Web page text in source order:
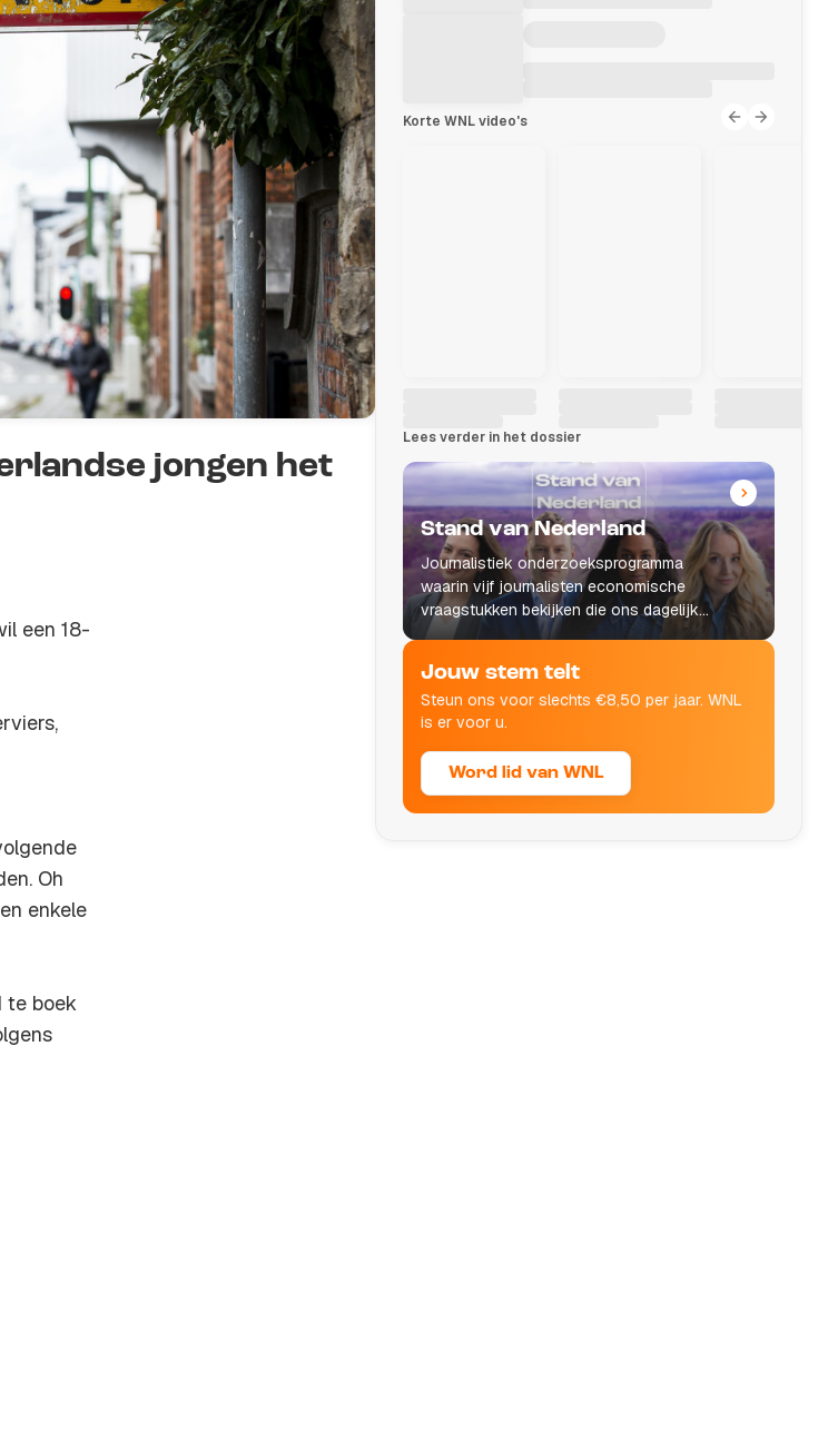
jongen het
een 18-
Oh
enkele
te boek
Korte WNL video's
Lees verder in het dossier
Stand van Nederland
Journalistiek onderzoeksprogramma
waarin vijf journalisten economische
vraagstukken bekijken die ons dagelijks
leven raken.
Jouw stem telt
Steun ons voor slechts €8,50 per jaar. WNL
is er voor u.
Word lid van WNL